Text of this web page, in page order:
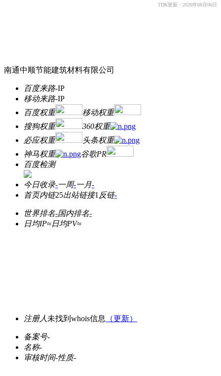
TDK更新：2026年08月06日
南通中顺节能建筑材料有限公司
百度来路-IP
移动来路-IP
百度权重
移动权重
搜狗权重
360权重
必应权重
头条权重
神马权重
谷歌PR
百度检测
今日收录-一周-一月-
首页内链25出站链接1 反链-
世界排名-国内排名-
日均IP≈日均PV≈
注册人 未找到whois信息 （更新）
备案号-
名称-
审核时间-性质-